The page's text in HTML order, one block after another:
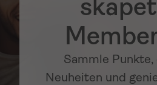
Sammle
Neuheiten und